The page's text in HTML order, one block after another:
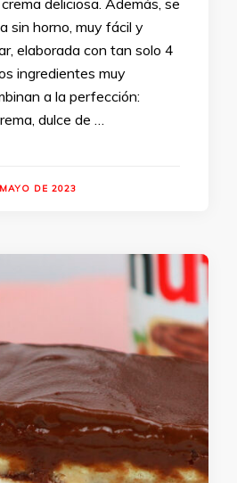
deliciosa. Además, se
sin horno, muy fácil y
elaborada con tan solo 4
ingredientes muy
a la perfección:
dulce de …
DE 2023